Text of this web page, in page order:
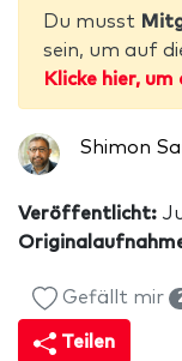
Du musst
sein, um auf
Klicke hier,
Shimon
Veröffentlicht:
Gefällt mir
Teilen